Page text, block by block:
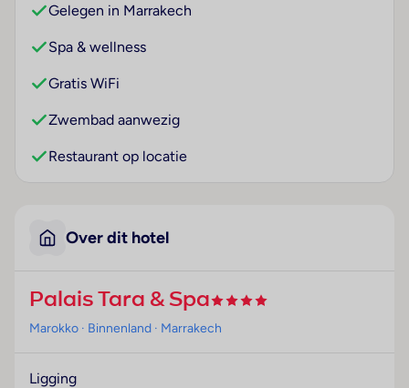
Gelegen in Marrakech
Spa & wellness
Gratis WiFi
Zwembad aanwezig
Restaurant op locatie
Over dit hotel
Palais Tara & Spa
Marokko · Binnenland · Marrakech
Ligging